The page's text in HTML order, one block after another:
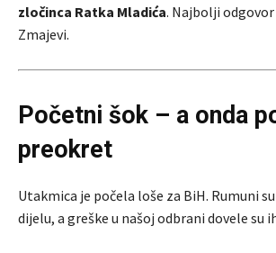
zločinca Ratka Mladića. Najbolji
Zmajevi.
Početni šok – a onda
preokret
Utakmica je počela loše za BiH. Rumuni
dijelu, a greške u našoj odbrani dovele su